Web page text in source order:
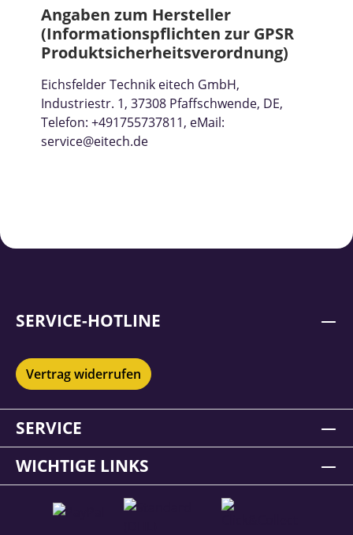
Angaben zum Hersteller
(Informationspflichten zur GPSR
Produktsicherheitsverordnung)
Eichsfelder Technik eitech GmbH,
Industriestr. 1, 37308 Pfaffschwende, DE,
Telefon: +491755737811, eMail:
service@eitech.de
SERVICE-HOTLINE
Vertrag widerrufen
SERVICE
WICHTIGE LINKS